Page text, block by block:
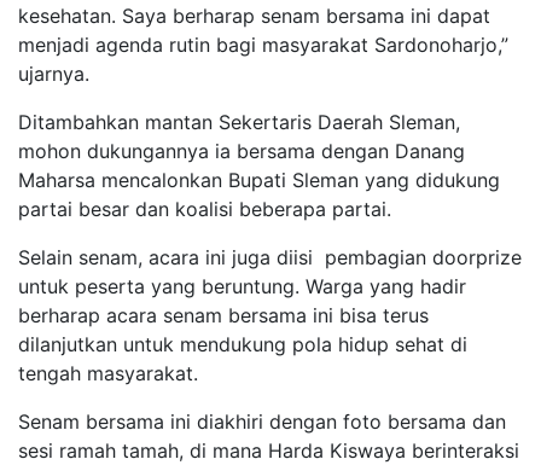
kesehatan. Saya berharap senam bersama ini dapat
menjadi agenda rutin bagi masyarakat Sardonoharjo,”
ujarnya.
Ditambahkan mantan Sekertaris Daerah Sleman,
mohon dukungannya ia bersama dengan Danang
Maharsa mencalonkan Bupati Sleman yang didukung
partai besar dan koalisi beberapa partai.
Selain senam, acara ini juga diisi pembagian doorprize
untuk peserta yang beruntung. Warga yang hadir
berharap acara senam bersama ini bisa terus
dilanjutkan untuk mendukung pola hidup sehat di
tengah masyarakat.
Senam bersama ini diakhiri dengan foto bersama dan
sesi ramah tamah, di mana Harda Kiswaya berinteraksi